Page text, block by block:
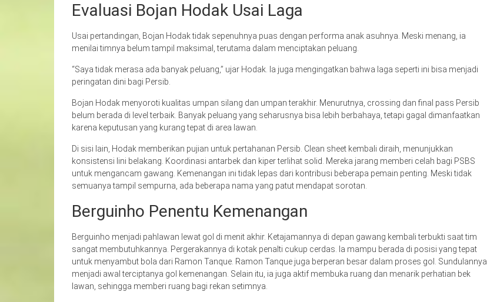
Evaluasi Bojan Hodak Usai Laga
Usai pertandingan, Bojan Hodak tidak sepenuhnya puas dengan performa anak asuhnya. Meski menang, ia
menilai timnya belum tampil maksimal, terutama dalam menciptakan peluang.
“Saya tidak merasa ada banyak peluang,” ujar Hodak. Ia juga mengingatkan bahwa laga seperti ini bisa menjadi
peringatan dini bagi Persib.
Bojan Hodak menyoroti kualitas umpan silang dan umpan terakhir. Menurutnya, crossing dan final pass Persib
belum berada di level terbaik. Banyak peluang yang seharusnya bisa lebih berbahaya, tetapi gagal dimanfaatkan
karena keputusan yang kurang tepat di area lawan.
Di sisi lain, Hodak memberikan pujian untuk pertahanan Persib. Clean sheet kembali diraih, menunjukkan
konsistensi lini belakang. Koordinasi antarbek dan kiper terlihat solid. Mereka jarang memberi celah bagi PSBS
untuk mengancam gawang. Kemenangan ini tidak lepas dari kontribusi beberapa pemain penting. Meski tidak
semuanya tampil sempurna, ada beberapa nama yang patut mendapat sorotan.
Berguinho Penentu Kemenangan
Berguinho menjadi pahlawan lewat gol di menit akhir. Ketajamannya di depan gawang kembali terbukti saat tim
sangat membutuhkannya. Pergerakannya di kotak penalti cukup cerdas. Ia mampu berada di posisi yang tepat
untuk menyambut bola dari Ramon Tanque. Ramon Tanque juga berperan besar dalam proses gol. Sundulannya
menjadi awal terciptanya gol kemenangan. Selain itu, ia juga aktif membuka ruang dan menarik perhatian bek
lawan, sehingga memberi ruang bagi rekan setimnya.